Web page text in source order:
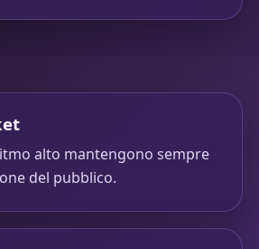
alto mantengono sempre
del pubblico.